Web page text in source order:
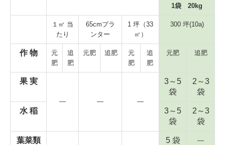
1袋 20kg
１㎡ 当
たり
65cmプラ
ンター
1 坪（33
㎡）
300 坪(10a)
作 物
元
肥
追
肥
元肥 追肥
元
肥
追
肥
元肥 追肥
果 実
― ― ―
3～5
袋
2～3
袋
水 稲
3～5
袋
2～3
袋
葉菜類 5 袋 ―